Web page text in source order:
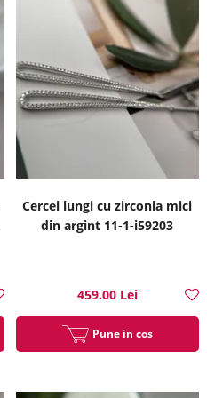
Cercei lungi cu zirconia mici
din argint 11-1-i59203
459.00 Lei
Pune in cos